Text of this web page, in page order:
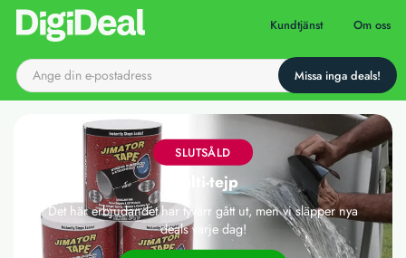
Till startsidan Kundtjänst Om oss
SLUTSÅLD
Multi-tejp
Det här erbjudandet har tyvärr gått ut, men vi släpper nya
deals varje dag!